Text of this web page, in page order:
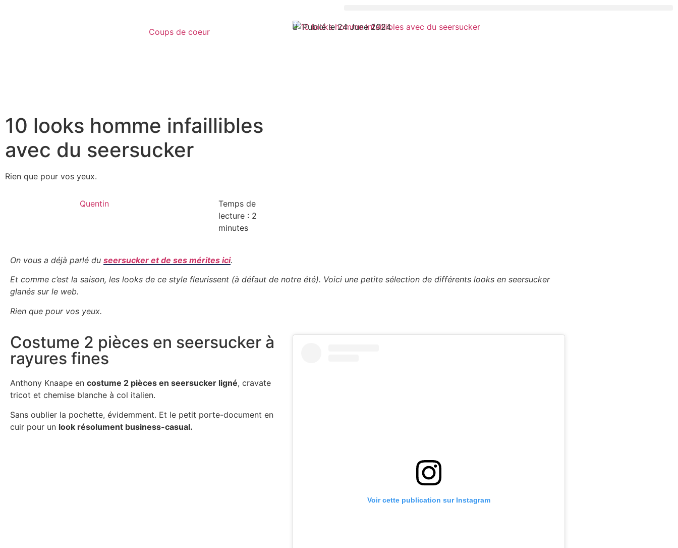
Coups de coeur
10 looks homme infaillibles
avec du seersucker
Rien que pour vos yeux.
Quentin
Temps de
lecture : 2
minutes
Publié le 24 June 2024
On vous a déjà parlé du seersucker et de ses mérites ici.
Et comme c’est la saison, les looks de ce style fleurissent (à défaut de notre été). Voici une petite sélection de différents looks en seersucker
glanés sur le web.
Rien que pour vos yeux.
Costume 2 pièces en seersucker à
rayures fines
Anthony Knaape en costume 2 pièces en seersucker ligné, cravate
tricot et chemise blanche à col italien.
Sans oublier la pochette, évidemment. Et le petit porte-document en
cuir pour un look résolument business-casual.
Voir cette publication sur Instagram